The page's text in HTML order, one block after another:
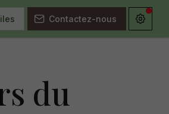
Contactez-nous
du